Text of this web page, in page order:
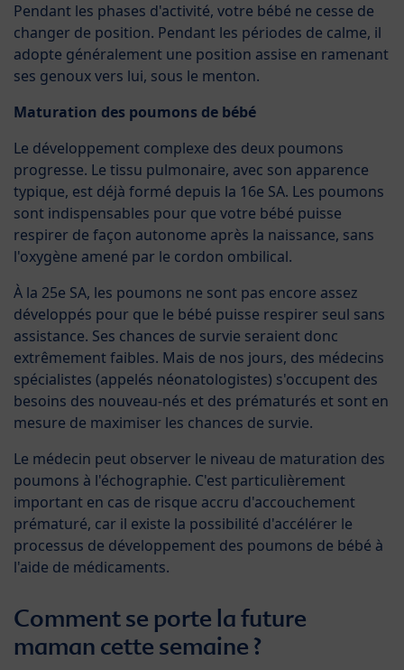
Pendant les phases d'activité, votre bébé ne cesse de
changer de position. Pendant les périodes de calme, il
adopte généralement une position assise en ramenant
ses genoux vers lui, sous le menton.
Maturation des poumons de bébé
Le développement complexe des deux poumons
progresse. Le tissu pulmonaire, avec son apparence
typique, est déjà formé depuis la 16e SA. Les poumons
sont indispensables pour que votre bébé puisse
respirer de façon autonome après la naissance, sans
l'oxygène amené par le cordon ombilical.
À la 25e SA, les poumons ne sont pas encore assez
développés pour que le bébé puisse respirer seul sans
assistance. Ses chances de survie seraient donc
extrêmement faibles. Mais de nos jours, des médecins
spécialistes (appelés néonatologistes) s'occupent des
besoins des nouveau-nés et des prématurés et sont en
mesure de maximiser les chances de survie.
Le médecin peut observer le niveau de maturation des
poumons à l'échographie. C'est particulièrement
important en cas de risque accru d'accouchement
prématuré, car il existe la possibilité d'accélérer le
processus de développement des poumons de bébé à
l'aide de médicaments.
Comment se porte la future
maman cette semaine ?